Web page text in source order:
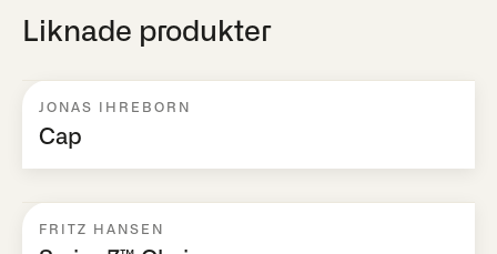
Liknade produkter
JONAS IHREBORN
Cap
FRITZ HANSEN